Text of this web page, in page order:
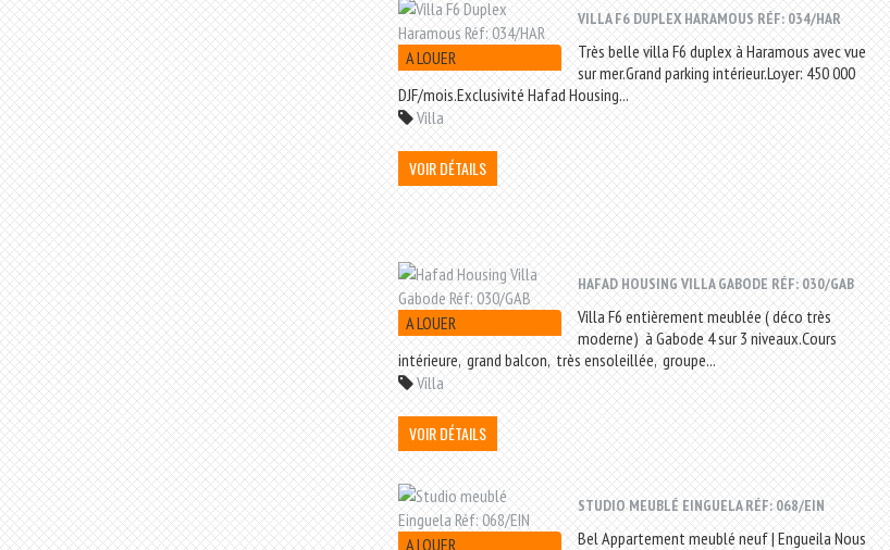
A LOUER
VILLA F6 DUPLEX HARAMOUS RÉF: 034/HAR
Très belle villa F6 duplex à Haramous avec vue
sur mer.Grand parking intérieur.Loyer: 450 000
DJF/mois.Exclusivité Hafad Housing...
Villa
VOIR DÉTAILS
A LOUER
HAFAD HOUSING VILLA GABODE RÉF: 030/GAB
Villa F6 entièrement meublée ( déco très
moderne) à Gabode 4 sur 3 niveaux.Cours
intérieure, grand balcon, très ensoleillée, groupe...
Villa
VOIR DÉTAILS
A LOUER
STUDIO MEUBLÉ EINGUELA RÉF: 068/EIN
Bel Appartement meublé neuf | Engueila Nous